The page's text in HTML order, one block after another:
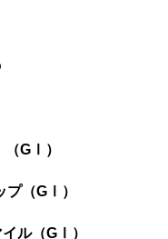
GⅠ）
（GⅠ）
ル（GⅠ）